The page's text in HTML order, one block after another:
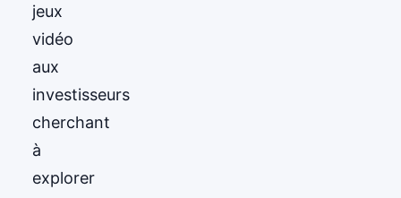
jeux
vidéo
aux
investisseurs
cherchant
à
explorer